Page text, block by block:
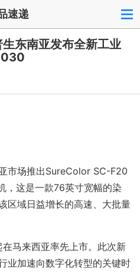
速递
东南亚发布全新工业
市场推出SureColor SC-F20
，这是一款76英寸宽幅的染
区域日益增长的高速、大批量
马来西亚率先上市。此次新
业加速向数字化转型的关键时